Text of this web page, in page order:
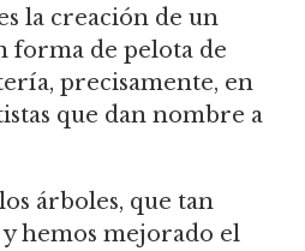
la creación de un
forma de pelota de
precisamente, en
que dan nombre a
árboles, que tan
hemos mejorado el